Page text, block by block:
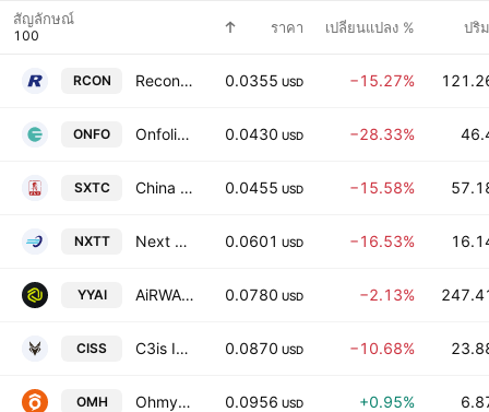
สัญลักษณ์ ราคา เปลี่ยนแปลง % ปริ
RCON Recon Technology Ltd. Class A 0.0355 USD −15.27%
ONFO Onfolio Holdings, Inc. 0.0430 USD −28.33%
SXTC China Sxt Pharmaceuticals, Inc. Class A 0.0455 USD −15.58%
NXTT Next Technology Holding Inc. 0.0601 USD −16.53%
YYAI AiRWA Inc. 0.0780 USD −2.13%
CISS C3is Inc. 0.0870 USD −10.68%
OMH Ohmyhome Limited Class A 0.0956 USD +0.95%